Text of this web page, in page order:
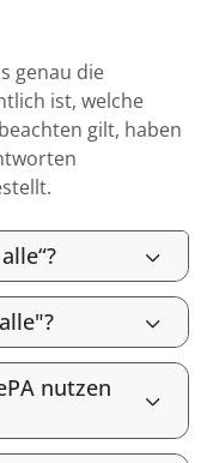
genau die
ist, welche
gilt, haben
nutzen